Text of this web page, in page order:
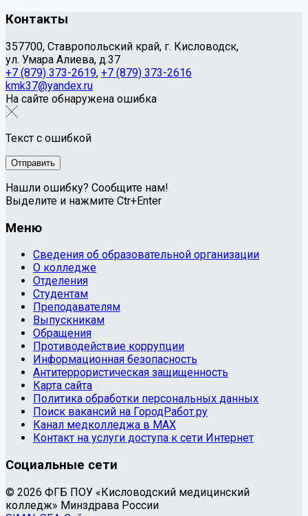
Контакты
357700, Ставропольский край, г. Кисловодск,
ул. Умара Алиева, д.37
+7 (879) 373-2619, +7 (879) 373-2616
kmk37@yandex.ru
На сайте обнаружена ошибка
Текст с ошибкой
Нашли ошибку? Сообщите нам!
Выделите и нажмите Ctr+Enter
Меню
Сведения об образовательной организации
О колледже
Отделения
Студентам
Преподавателям
Выпускникам
Обращения
Противодействие коррупции
Информационная безопасность
Антитеррористическая защищенность
Карта сайта
Политика обработки персональных данных
Поиск вакансий на ГородРабот.ру
Канал медколледжа в MAX
Контакт на услуги доступа к сети Интернет
Социальные сети
© 2026 ФГБ ПОУ «Кисловодский медицинский
колледж» Минздрава России